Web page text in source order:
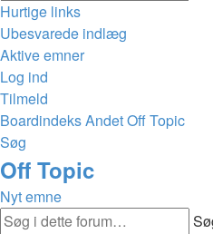
Hurtige links
Ubesvarede indlæg
Aktive emner
Log ind
Tilmeld
BoardindeksAndetOff Topic
Søg
Off Topic
Nyt emne